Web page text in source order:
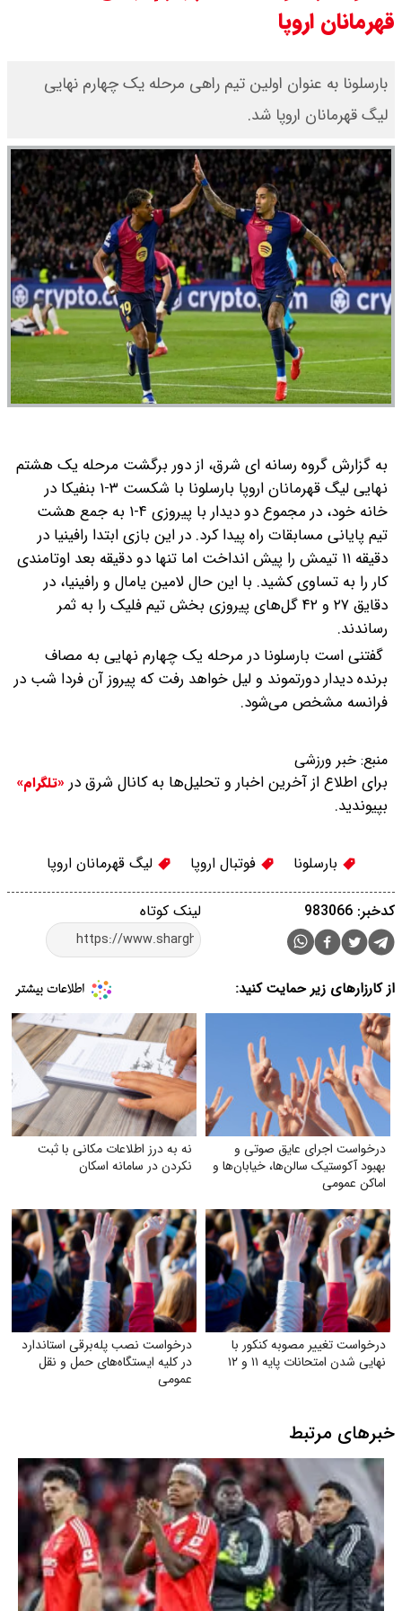
شنبه ۱۷ مرداد ۱۴۰۵ / قیمت دنا چند ؟
+ جدول
ثبت نام سایپا از امروز ۱۷ مرداد ۱۴۰۵
آغاز شد / خرید کوییک با پیش
پرداخت ۵۰۰ میلیون تومان + لینک
شاخص بورس امروز شنبه ۱۷ مرداد
۱۴۰۵ / شاخص افزایشی شد + تحلیل
قهرمانان اروپا
بارسلونا به عنوان اولین تیم راهی مرحله یک چهارم نهایی
لیگ قهرمانان اروپا شد.
به گزارش گروه رسانه ای شرق، از دور برگشت مرحله یک هشتم
نهایی لیگ قهرمانان اروپا بارسلونا با شکست ۳-۱ بنفیکا در
خانه خود، در مجموع دو دیدار با پیروزی ۴-۱ به جمع هشت
تیم پایانی مسابقات راه پیدا کرد. در این بازی ابتدا رافینیا در
دقیقه ۱۱ تیمش را پیش انداخت اما تنها دو دقیقه بعد اوتامندی
کار را به تساوی کشید. با این حال لامین یامال و رافینیا، در
دقایق ۲۷ و ۴۲ گل‌های پیروزی بخش تیم فلیک را به ثمر
رساندند.
گفتنی است بارسلونا در مرحله یک چهارم نهایی به مصاف
برنده دیدار دورتموند و لیل خواهد رفت که پیروز آن فردا شب در
فرانسه مشخص می‌شود.
منبع: خبر ورزشی
برای اطلاع از آخرین اخبار و تحلیل‌ها به کانال شرق در «تلگرام»
بپیوندید.
بارسلونا فوتبال اروپا لیگ قهرمانان اروپا
لینک کوتاه کدخبر: 983066
از کارزارهای زیر حمایت کنید:
درخواست اجرای عایق صوتی و
بهبود آکوستیک سالن‌ها، خیابان‌ها و
اماکن عمومی
نه به درز اطلاعات مکانی با ثبت
نکردن در سامانه اسکان
درخواست تغییر مصوبه کنکور با
نهایی شدن امتحانات پایه ۱۱ و ۱۲
درخواست نصب پله‌برقی استاندارد
در کلیه ایستگاه‌های حمل‌ و نقل
عمومی
خبرهای مرتبط